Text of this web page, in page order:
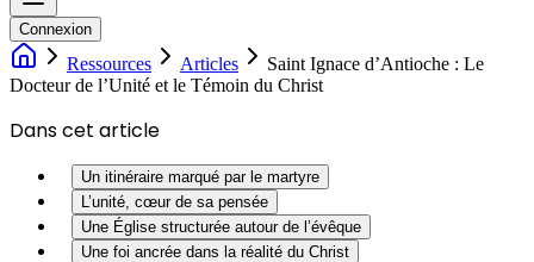
Connexion
Ressources Articles
Saint Ignace d’Antioche : Le
Docteur de l’Unité et le Témoin du Christ
Dans cet article
Un itinéraire marqué par le martyre
L’unité, cœur de sa pensée
Une Église structurée autour de l’évêque
Une foi ancrée dans la réalité du Christ